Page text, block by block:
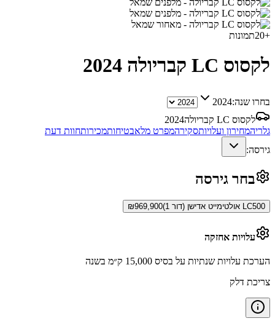
+
20תמונות
לקסוס LC קבריולה 2024
בחרו שנה:2024
לקסוס LC קבריולה
2024
גלריהמחירון ועלויותסקירהמפרט מלאבטיחותמכירותחוות דעת
גירסה:
בחר גירסה
LC500 אולטימייט אדישן (דור 1) ₪969,900
עלויות אחזקה
הערכת עלויות שנתיות על בסיס 15,000 ק״מ בשנה
צריכת דלק